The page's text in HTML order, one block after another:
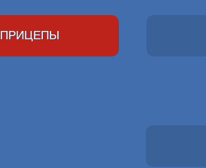
ПРИЦЕПЫ